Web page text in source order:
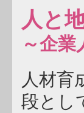
人と
～企
人材育
段とし